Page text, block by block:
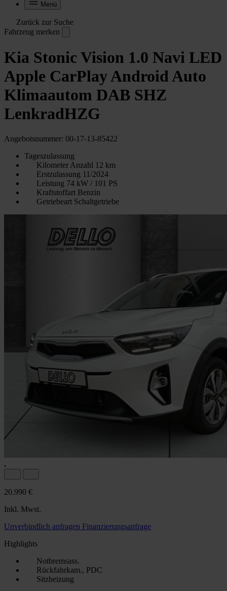
Menü
Zurück zur Suche
Fahrzeug merken
Kia Stonic Vision 1.0 Navi LED
Apple CarPlay Android Auto
Klimaautom DAB SHZ
LenkradHZG
Angebotsnummer: 00-17-13-85422
Tageszulassung
Kilometer Anzahl 12 km
Erstzulassung 11/2024
Leistung 74 kW / 101 PS
Kraftstoffart Benzin
Getriebeart Schaltgetriebe
20.990 €
Inkl. Mwst.
Unverbindlich anfragen Finanzierungsanfrage
Highlights
Notbremsass.
Rückfahrkam., PDC
Sitzheizung